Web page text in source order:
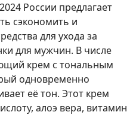
России предлагает
сэкономить и
для ухода за
для мужчин. В числе
крем с тональным
одновременно
её тон. Этот крем
алоэ вера, витамин